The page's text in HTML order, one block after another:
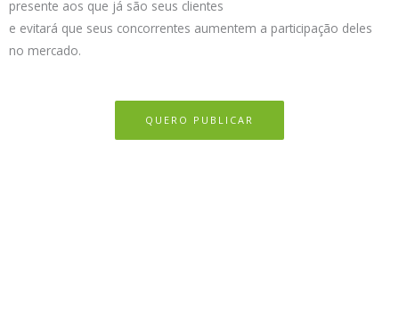
presente aos que já são seus clientes
e evitará que seus concorrentes aumentem a participação deles
no mercado.
QUERO PUBLICAR